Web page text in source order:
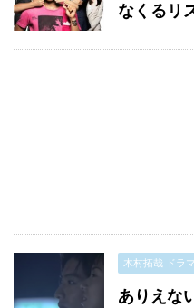
なくるリ
木村拓哉 ドラマ
ありえな